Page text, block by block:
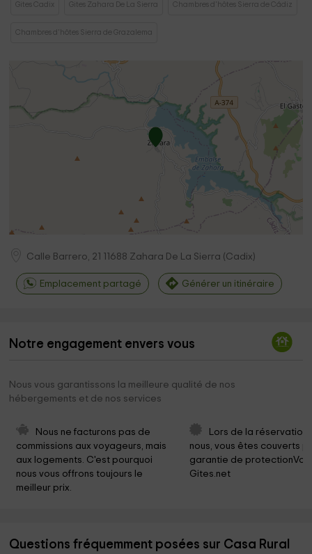
Gites Cadix Gites Zahara De La Sierra Chambres d'hôtes Sierra de Cádiz
Chambres d'hôtes Sierra de Grazalema
Calle Barrero, 21 11688 Zahara De La Sierra (Cadix)
Emplacement partagé Générer un itinéraire
Notre engagement envers vous
Nous vous garantissons la meilleure qualité de nos
hébergements et de nos services
Nous ne facturons pas de
commissions aux voyageurs, mais
aux logements. C'est pourquoi
nous vous offrons toujours le
meilleur prix.
Lors de la réservation
nous, vous êtes couverts
garantie de
Gites.net
Questions fréquemment posées sur Casa Rural